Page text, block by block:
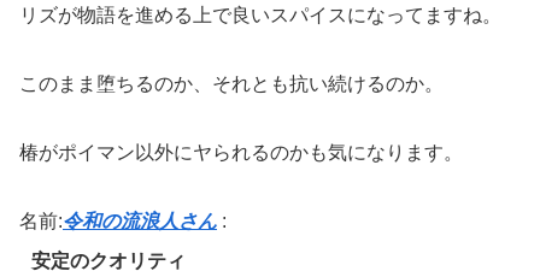
リズが物語を進める上で良いスパイスになってますね。
このまま堕ちるのか、それとも抗い続けるのか。
椿がポイマン以外にヤられるのかも気になります。
名前:令和の流浪人さん :
安定のクオリティ